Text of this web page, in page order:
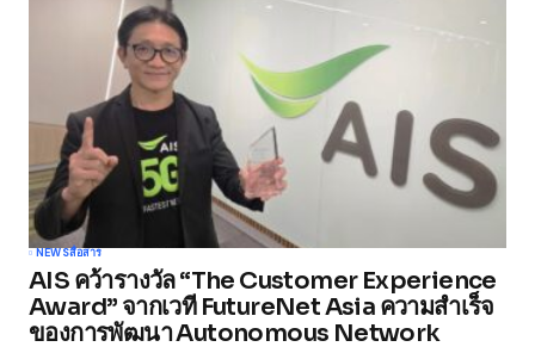
NEWSสื่อสาร
AIS คว้ารางวัล “The Customer Experience
Award” จากเวที FutureNet Asia ความสำเร็จ
ของการพัฒนา Autonomous Network